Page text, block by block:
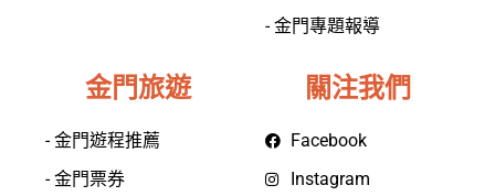
- 金門專題報導
金門旅遊
- 金門遊程推薦
- 金門票券
關注我們
Facebook
Instagram